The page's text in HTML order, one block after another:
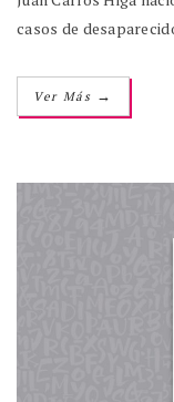
casos de
Ver Más →